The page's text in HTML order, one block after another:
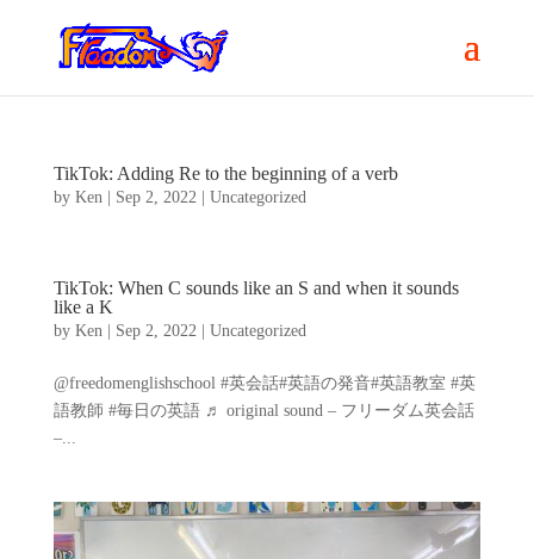
TikTok: Adding Re to the beginning of a verb
by Ken| Sep 2, 2022| Uncategorized
TikTok: When C sounds like an S and when it sounds
like a K
by Ken| Sep 2, 2022| Uncategorized
@freedomenglishschool #英会話#英語の発音#英語教室 #英
語教師 #毎日の英語 ♬ original sound – フリーダム英会話
–...